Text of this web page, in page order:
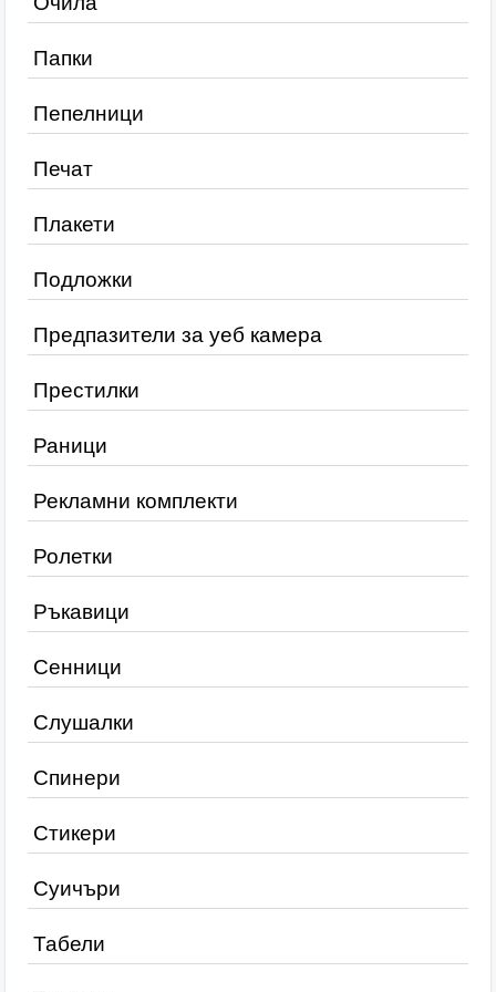
Папки
Пепелници
Печат
Плакети
Подложки
Предпазители за уеб камера
Престилки
Раници
Рекламни комплекти
Ролетки
Ръкавици
Сенници
Слушалки
Спинери
Стикери
Суичъри
Табели